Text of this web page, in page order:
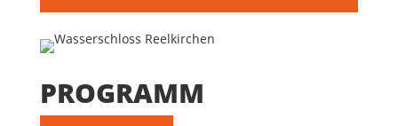
PROGRAMM